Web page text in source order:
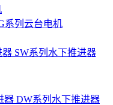
系列云台电机
SW系列水下推进器
DW系列水下推进器